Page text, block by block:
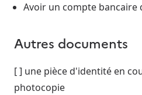
Avoir un compte bancaire
Autres documents
[ ] une pièce d'identité en
photocopie